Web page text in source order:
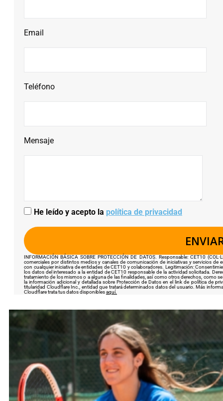
Email
Teléfono
Mensaje
He leído y acepto la política de privacidad
INFORMACIÓN BÁSICA SOBRE PROTECCIÓN DE DATOS. Responsable: CET10
comerciales por distintos medios y canales de comunicación de iniciativas y servicios de
con cualquier iniciativa de entidades de CET10 y colaboradores. Legitimación:
los datos del interesado a la entidad de CET10 responsable de la actividad solicitada.
tratamiento de los mismos o a alguna de las finalidades, así como otros derechos, como
la información adicional y detallada sobre Protección de Datos en el link de política de
titularidad Cloudflare Inc., entidad que tratará determinados datos del usuario. Más
Cloudflare trata tus datos disponiblesaquí.